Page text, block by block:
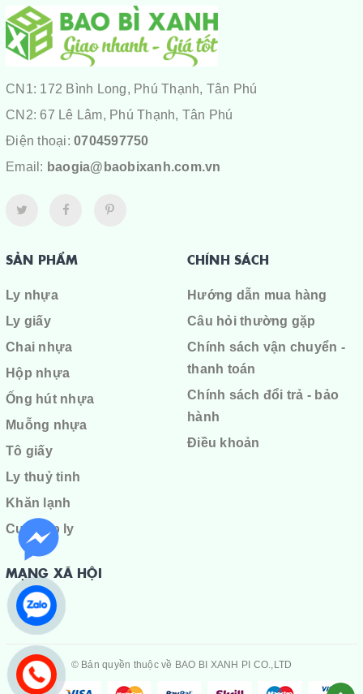
CN1: 172 Bình Long, Phú Thạnh, Tân Phú
CN2: 67 Lê Lâm, Phú Thạnh, Tân Phú
Điện thoại: 0704597750
Email: baogia@baobixanh.com.vn
SẢN PHẨM
Ly nhựa
Ly giấy
Chai nhựa
Hộp nhựa
Ống hút nhựa
Muỗng nhựa
Tô giấy
Ly thuỷ tinh
Khăn lạnh
Cuộn ép ly
CHÍNH SÁCH
Hướng dẫn mua hàng
Câu hỏi thường gặp
Chính sách vận chuyển -
thanh toán
Chính sách đổi trả - bảo
hành
Điều khoản
MẠNG XÃ HỘI
© Bản quyền thuộc về BAO BI XANH PI CO.,LTD